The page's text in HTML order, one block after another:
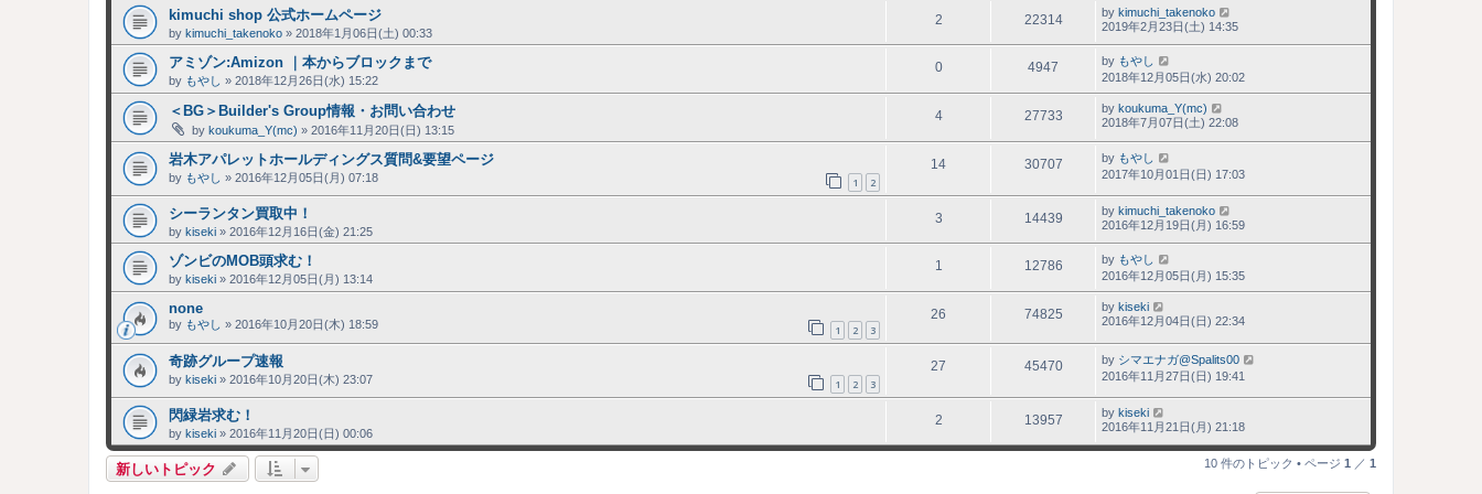
kimuchi shop 公式ホームページ
by kimuchi_takenoko » 2018年1月06日(土) 00:33
2 22314 by kimuchi_takenoko
2019年2月23日(土) 14:35
アミゾン:Amizon ｜本からブロックまで
by もやし » 2018年12月26日(水) 15:22
0 4947 by もやし
2018年12月05日(水) 20:02
＜BG＞Builder's Group情報・お問い合わせ
by koukuma_Y(mc) » 2016年11月20日(日) 13:15
4 27733 by koukuma_Y(mc)
2018年7月07日(土) 22:08
岩木アパレットホールディングス質問&要望ページ
by もやし » 2016年12月05日(月) 07:18 1 2
14 30707 by もやし
2017年10月01日(日) 17:03
シーランタン買取中！
by kiseki » 2016年12月16日(金) 21:25
3 14439 by kimuchi_takenoko
2016年12月19日(月) 16:59
ゾンビのMOB頭求む！
by kiseki » 2016年12月05日(月) 13:14
1 12786 by もやし
2016年12月05日(月) 15:35
none
by もやし » 2016年10月20日(木) 18:59 1 2 3
26 74825 by kiseki
2016年12月04日(日) 22:34
奇跡グループ速報
by kiseki » 2016年10月20日(木) 23:07 1 2 3
27 45470 by シマエナガ@Spalits00
2016年11月27日(日) 19:41
閃緑岩求む！
by kiseki » 2016年11月20日(日) 00:06
2 13957 by kiseki
2016年11月21日(月) 21:18
新しいトピック 10 件のトピック • ページ 1 ／ 1